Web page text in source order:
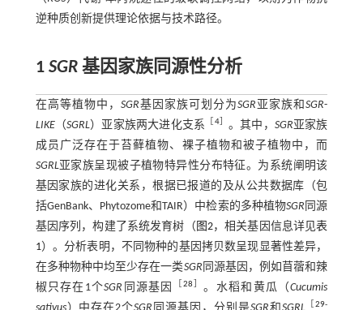
逆种质创新提供理论依据与技术路径。
1 SGR基因家族同源性分析
在高等植物中， SGR基因家族可划分为SGR亚家族和SGR-
LIKE（SGRL）亚家族两大进化支系 4］ 。其中， SGR亚家族
成员广泛存在于苔藓植物、裸子植物和被子植物中，而
SGRL亚家族呈现被子植物特异性分布特征。为系统阐明该
基因家族的进化关系，根据已报道的及从公共数据库（包
括GenBank、Phytozome和TAIR）中检索的多种植物SGR 同源
基因序列，构建了系统发育树（ 图2，相关基因信息详见表
1）。分析表明，不同物种的基因拷贝数呈现显著性差异，
在多种物种中均至少存在一类SGR 同源基因，例如苜蓿和辣
椒只存在1个SGR 同源基因 28 。水稻和黄瓜（Cucumis
［29-